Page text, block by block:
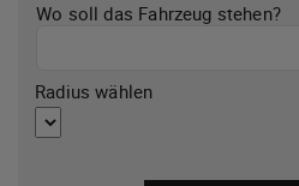
Wo soll das Fahrzeug stehen?
Radius wählen